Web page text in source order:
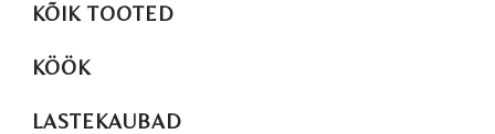
KÕIK TOOTED
KÖÖK
LASTEKAUBAD